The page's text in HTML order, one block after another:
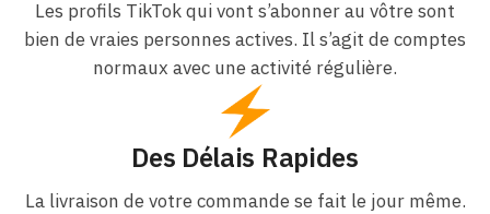
Les profils TikTok qui vont s’abonner au vôtre sont
bien de vraies personnes actives. Il s’agit de comptes
normaux avec une activité régulière.
Des Délais Rapides
La livraison de votre commande se fait le jour même.